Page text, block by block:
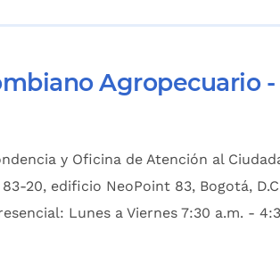
Agropecuario -
y Oficina de Atención al
20, edificio NeoPoint 83, Bogotá,
Lunes a Viernes 7:30 a.m. -